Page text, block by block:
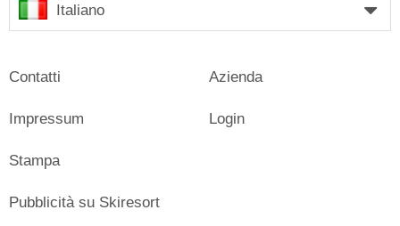
Italiano
Contatti
Impressum
Stampa
Azienda
Login
Pubblicità su Skiresort